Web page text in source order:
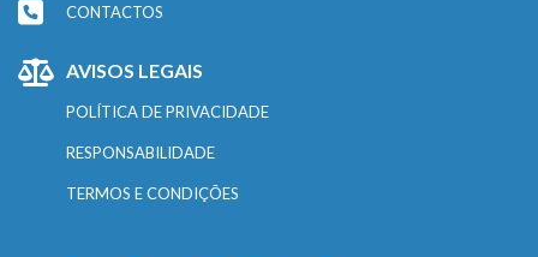
CONTACTOS
AVISOS LEGAIS
POLÍTICA DE PRIVACIDADE
RESPONSABILIDADE
TERMOS E CONDIÇÕES